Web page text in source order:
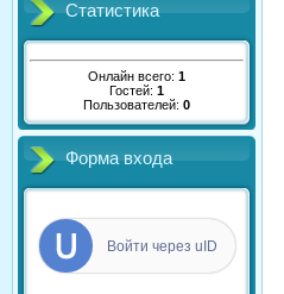
Статистика
Онлайн всего: 1
Гостей: 1
Пользователей: 0
Форма входа
Войти через uID